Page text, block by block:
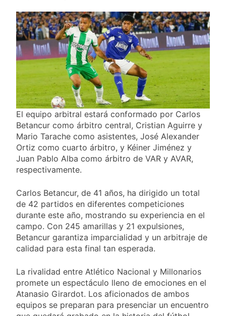
El equipo arbitral estará conformado por Carlos
Betancur como árbitro central, Cristian Aguirre y
Mario Tarache como asistentes, José Alexander
Ortiz como cuarto árbitro, y Kéiner Jiménez y
Juan Pablo Alba como árbitro de VAR y AVAR,
respectivamente.
Carlos Betancur, de 41 años, ha dirigido un total
de 42 partidos en diferentes competiciones
durante este año, mostrando su experiencia en el
campo. Con 245 amarillas y 21 expulsiones,
Betancur garantiza imparcialidad y un arbitraje de
calidad para esta final tan esperada.
La rivalidad entre Atlético Nacional y Millonarios
promete un espectáculo lleno de emociones en el
Atanasio Girardot. Los aficionados de ambos
equipos se preparan para presenciar un encuentro